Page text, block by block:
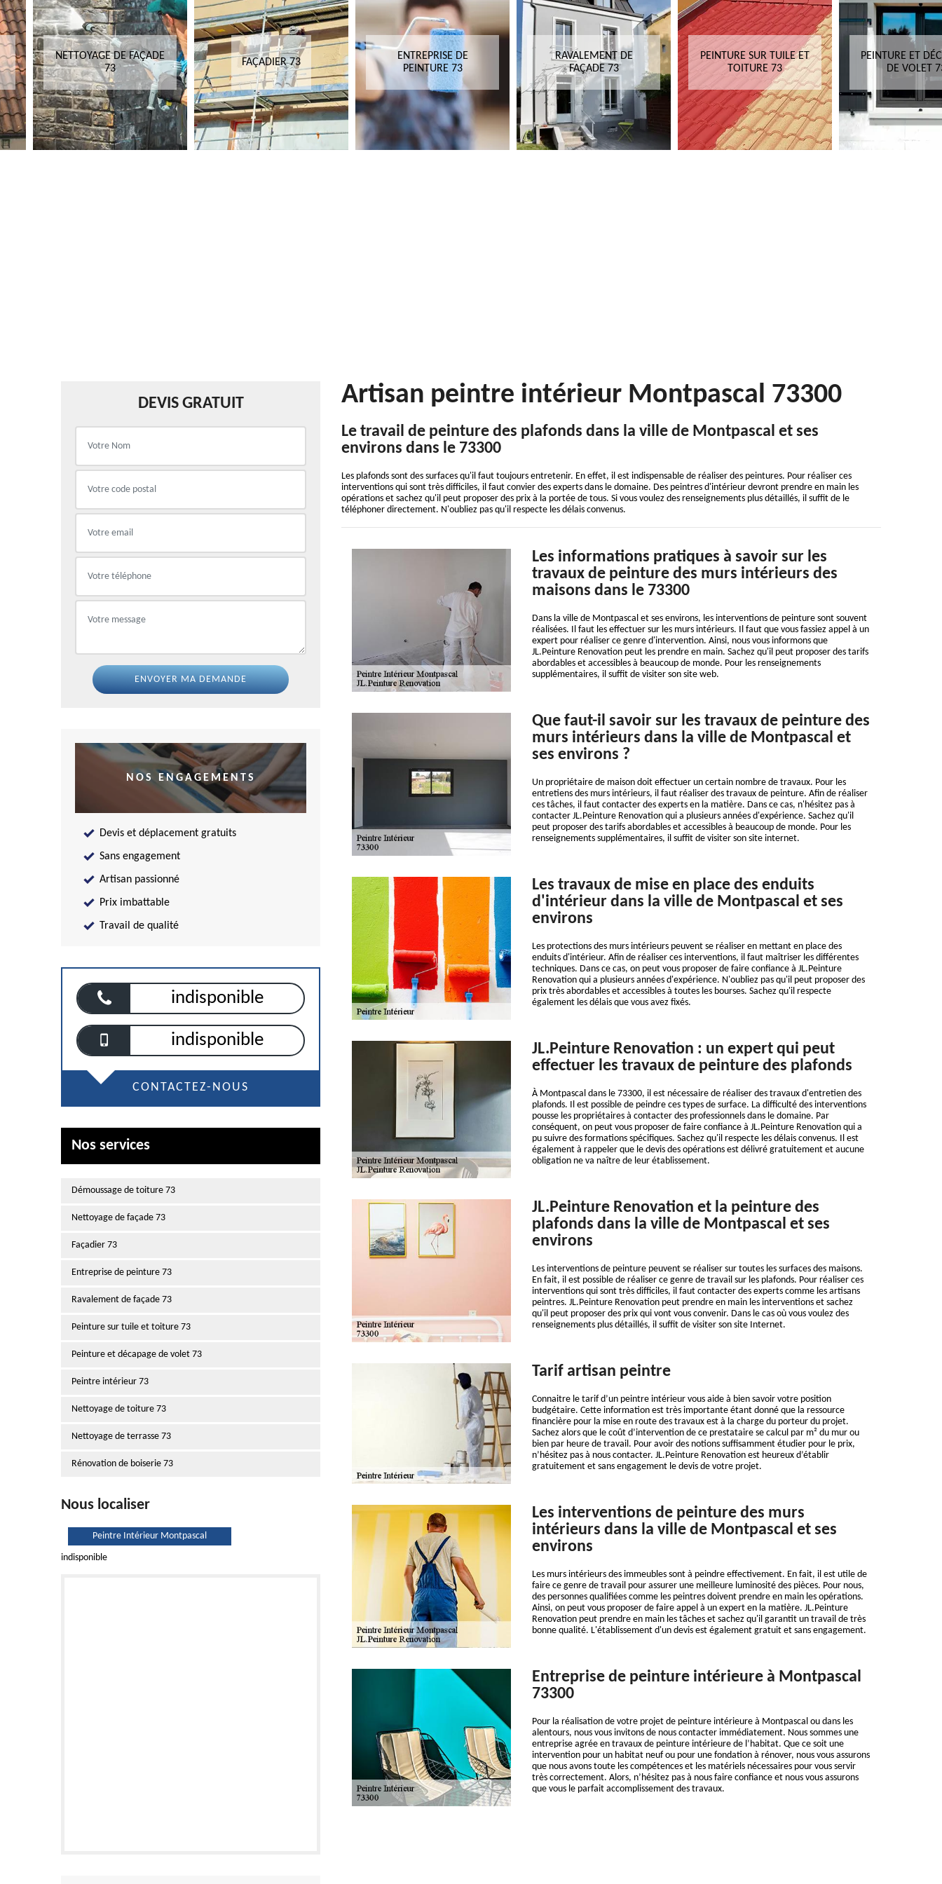
NETTOYAGE DE FAÇADE
73
FAÇADIER 73
ENTREPRISE DE
PEINTURE 73
RAVALEMENT DE
FAÇADE 73
PEINTURE SUR TUILE ET
TOITURE 73
PEINTURE ET
DE VOLET
DEVIS GRATUIT
NOS ENGAGEMENTS
Devis et déplacement gratuits
Sans engagement
Artisan passionné
Prix imbattable
Travail de qualité
indisponible
indisponible
CONTACTEZ-NOUS
Nos services
Démoussage de toiture 73
Nettoyage de façade 73
Façadier 73
Entreprise de peinture 73
Ravalement de façade 73
Peinture sur tuile et toiture 73
Peinture et décapage de volet 73
Peintre intérieur 73
Nettoyage de toiture 73
Nettoyage de terrasse 73
Rénovation de boiserie 73
Nous localiser
Peintre Intérieur Montpascal
indisponible
Artisan peintre intérieur Montpascal 73300
Le travail de peinture des plafonds dans la ville de Montpascal et ses
environs dans le 73300
Les plafonds sont des surfaces qu'il faut toujours entretenir. En effet, il est indispensable de réaliser des peintures. Pour réaliser ces
interventions qui sont très difficiles, il faut convier des experts dans le domaine. Des peintres d'intérieur devront prendre en main les
opérations et sachez qu'il peut proposer des prix à la portée de tous. Si vous voulez des renseignements plus détaillés, il suffit de le
téléphoner directement. N'oubliez pas qu'il respecte les délais convenus.
Les informations pratiques à savoir sur les
travaux de peinture des murs intérieurs des
maisons dans le 73300
Dans la ville de Montpascal et ses environs, les interventions de peinture sont souvent
réalisées. Il faut les effectuer sur les murs intérieurs. Il faut que vous fassiez appel à un
expert pour réaliser ce genre d'intervention. Ainsi, nous vous informons que
JL.Peinture Renovation peut les prendre en main. Sachez qu'il peut proposer des tarifs
abordables et accessibles à beaucoup de monde. Pour les renseignements
supplémentaires, il suffit de visiter son site web.
Que faut-il savoir sur les travaux de peinture des
murs intérieurs dans la ville de Montpascal et
ses environs ?
Un propriétaire de maison doit effectuer un certain nombre de travaux. Pour les
entretiens des murs intérieurs, il faut réaliser des travaux de peinture. Afin de réaliser
ces tâches, il faut contacter des experts en la matière. Dans ce cas, n'hésitez pas à
contacter JL.Peinture Renovation qui a plusieurs années d'expérience. Sachez qu'il
peut proposer des tarifs abordables et accessibles à beaucoup de monde. Pour les
renseignements supplémentaires, il suffit de visiter son site internet.
Les travaux de mise en place des enduits
d'intérieur dans la ville de Montpascal et ses
environs
Les protections des murs intérieurs peuvent se réaliser en mettant en place des
enduits d'intérieur. Afin de réaliser ces interventions, il faut maîtriser les différentes
techniques. Dans ce cas, on peut vous proposer de faire confiance à JL.Peinture
Renovation qui a plusieurs années d'expérience. N'oubliez pas qu'il peut proposer des
prix très abordables et accessibles à toutes les bourses. Sachez qu'il respecte
également les délais que vous avez fixés.
JL.Peinture Renovation : un expert qui peut
effectuer les travaux de peinture des plafonds
À Montpascal dans le 73300, il est nécessaire de réaliser des travaux d'entretien des
plafonds. Il est possible de peindre ces types de surface. La difficulté des interventions
pousse les propriétaires à contacter des professionnels dans le domaine. Par
conséquent, on peut vous proposer de faire confiance à JL.Peinture Renovation qui a
pu suivre des formations spécifiques. Sachez qu'il respecte les délais convenus. Il est
également à rappeler que le devis des opérations est délivré gratuitement et aucune
obligation ne va naître de leur établissement.
JL.Peinture Renovation et la peinture des
plafonds dans la ville de Montpascal et ses
environs
Les interventions de peinture peuvent se réaliser sur toutes les surfaces des maisons.
En fait, il est possible de réaliser ce genre de travail sur les plafonds. Pour réaliser ces
interventions qui sont très difficiles, il faut contacter des experts comme les artisans
peintres. JL.Peinture Renovation peut prendre en main les interventions et sachez
qu'il peut proposer des prix qui vont vous convenir. Dans le cas où vous voulez des
renseignements plus détaillés, il suffit de visiter son site Internet.
Tarif artisan peintre
Connaitre le tarif d’un peintre intérieur vous aide à bien savoir votre position
budgétaire. Cette information est très importante étant donné que la ressource
financière pour la mise en route des travaux est à la charge du porteur du projet.
Sachez alors que le coût d’intervention de ce prestataire se calcul par m² du mur ou
bien par heure de travail. Pour avoir des notions suffisamment étudier pour le prix,
n’hésitez pas à nous contacter. JL.Peinture Renovation est heureux d’établir
gratuitement et sans engagement le devis de votre projet.
Les interventions de peinture des murs
intérieurs dans la ville de Montpascal et ses
environs
Les murs intérieurs des immeubles sont à peindre effectivement. En fait, il est utile de
faire ce genre de travail pour assurer une meilleure luminosité des pièces. Pour nous,
des personnes qualifiées comme les peintres doivent prendre en main les opérations.
Ainsi, on peut vous proposer de faire appel à un expert en la matière. JL.Peinture
Renovation peut prendre en main les tâches et sachez qu'il garantit un travail de très
bonne qualité. L'établissement d'un devis est également gratuit et sans engagement.
Entreprise de peinture intérieure à Montpascal
73300
Pour la réalisation de votre projet de peinture intérieure à Montpascal ou dans les
alentours, nous vous invitons de nous contacter immédiatement. Nous sommes une
entreprise agrée en travaux de peinture intérieure de l’habitat. Que ce soit une
intervention pour un habitat neuf ou pour une fondation à rénover, nous vous assurons
que nous avons toute les compétences et les matériels nécessaires pour vous servir
très correctement. Alors, n’hésitez pas à nous faire confiance et nous vous assurons
que vous le parfait accomplissement des travaux.